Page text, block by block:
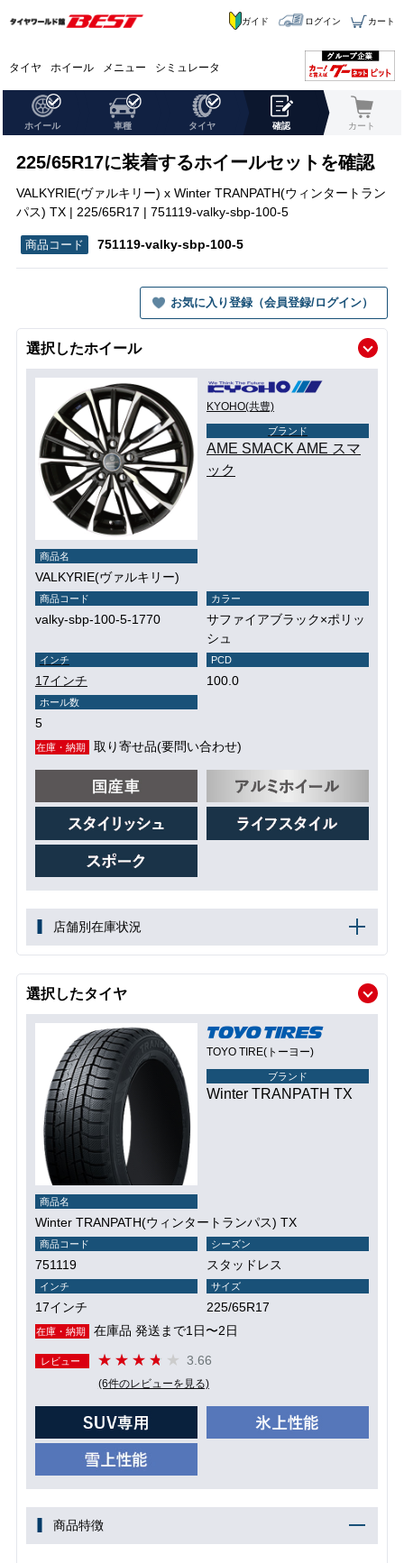
タイヤ ホイール メニュー シミュレータ
ガイド ログイン カート
ホイール 車種 タイヤ 確認 カート
225/65R17に装着するホイールセットを確認
VALKYRIE(ヴァルキリー) x Winter TRANPATH(ウィンタートラン
パス) TX | 225/65R17 | 751119-valky-sbp-100-5
751119-valky-sbp-100-5
お気に入り登録（会員登録/ログイン）
選択したホイール
KYOHO(共豊)
ブランド
AME SMACK AME スマ
ック
商品名
VALKYRIE(ヴァルキリー)
商品コード
valky-sbp-100-5-1770
カラー
サファイアブラック×ポリッ
シュ
インチ
17インチ
PCD
100.0
ホール数
5
在庫・納期 取り寄せ品(要問い合わせ)
店舗別在庫状況
選択したタイヤ
TOYO TIRE(トーヨー)
ブランド
Winter TRANPATH TX
商品名
Winter TRANPATH(ウィンタートランパス) TX
商品コード
751119
シーズン
スタッドレス
インチ
17インチ
サイズ
225/65R17
在庫・納期 在庫品 発送まで1日〜2日
レビュー 3.66
(6件のレビューを見る)
商品特徴